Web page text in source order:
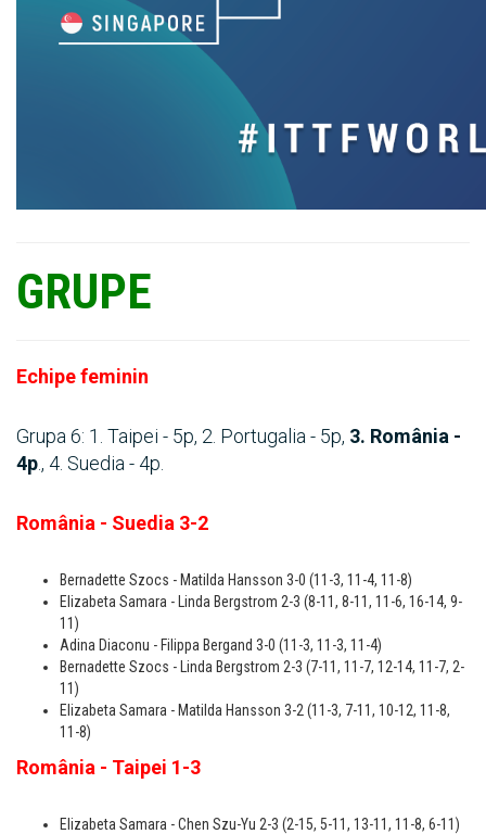
GRUPE
Echipe feminin
Grupa 6: 1. Taipei - 5p, 2. Portugalia - 5p, 3. România -
4p., 4. Suedia - 4p.
România - Suedia 3-2
Bernadette Szocs - Matilda Hansson 3-0 (11-3, 11-4, 11-8)
Elizabeta Samara - Linda Bergstrom 2-3 (8-11, 8-11, 11-6, 16-14, 9-
11)
Adina Diaconu - Filippa Bergand 3-0 (11-3, 11-3, 11-4)
Bernadette Szocs - Linda Bergstrom 2-3 (7-11, 11-7, 12-14, 11-7, 2-
11)
Elizabeta Samara - Matilda Hansson 3-2 (11-3, 7-11, 10-12, 11-8,
11-8)
România - Taipei 1-3
Elizabeta Samara - Chen Szu-Yu 2-3 (2-15, 5-11, 13-11, 11-8, 6-11)